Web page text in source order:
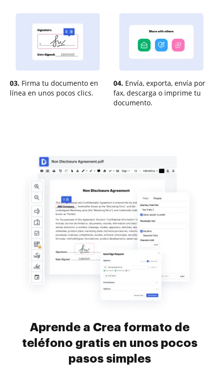
03. Firma tu documento en
línea en unos pocos clics.
04. Envía, exporta, envía por
fax, descarga o imprime tu
documento.
Aprende a Crea formato de
teléfono gratis en unos pocos
pasos simples